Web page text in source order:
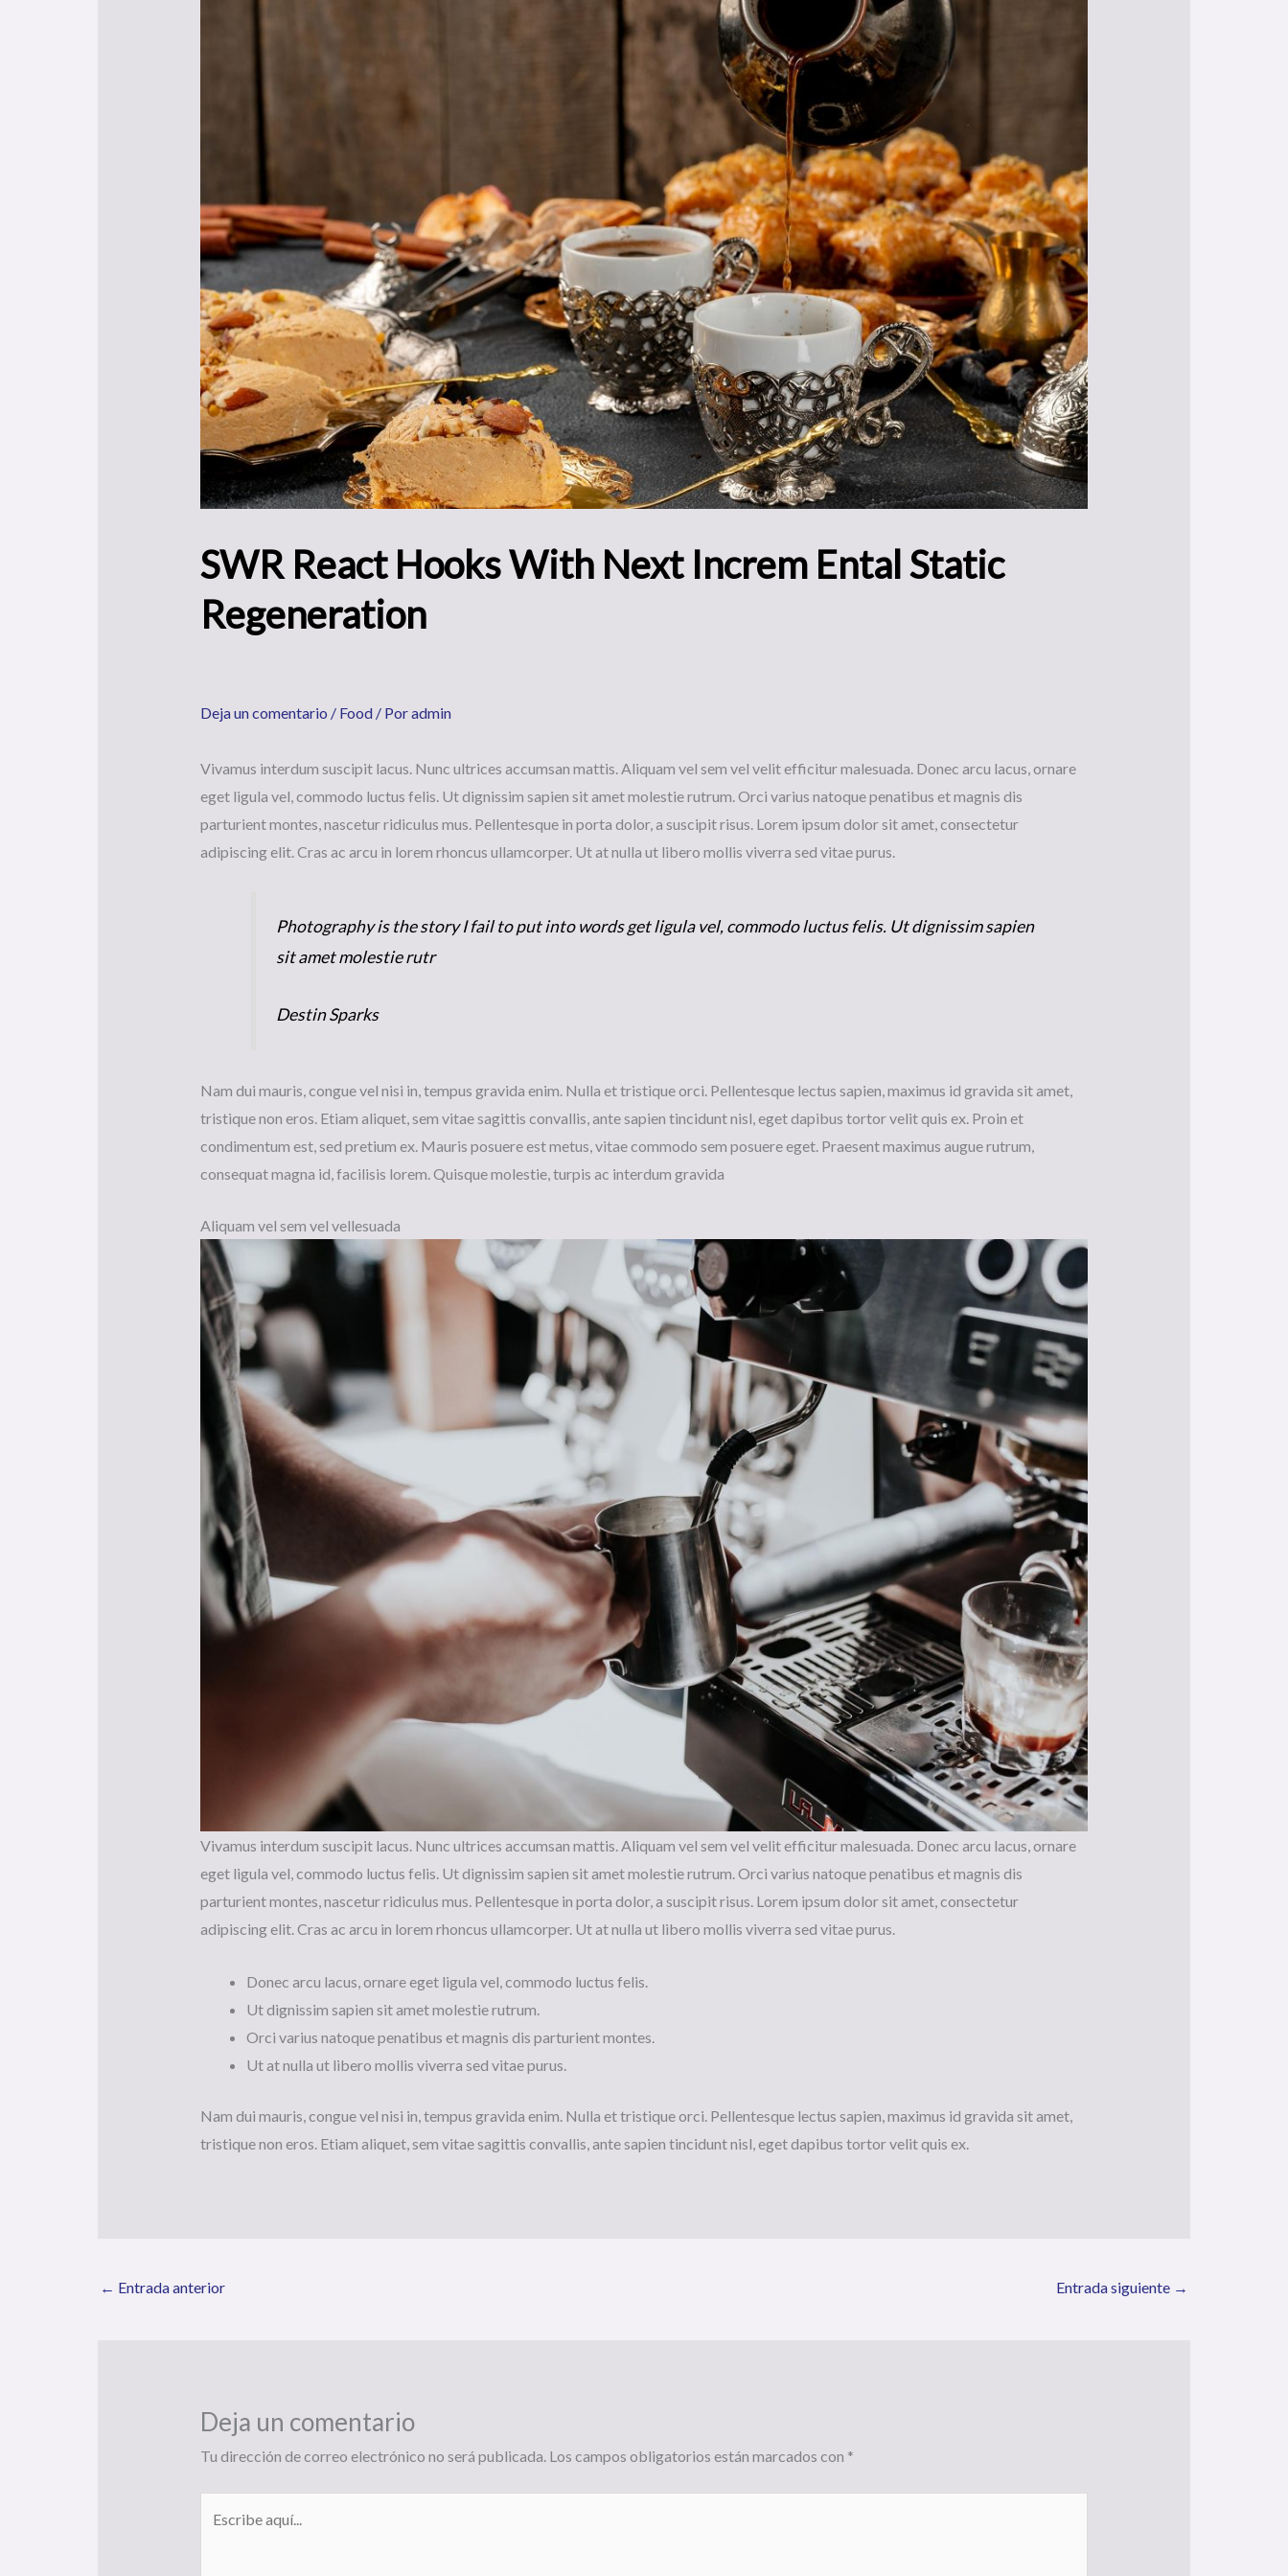
SWR React Hooks With Next Increm Ental Static
Regeneration
Deja un comentario / Food/ Poradmin
Vivamus interdum suscipit lacus. Nunc ultrices accumsan mattis. Aliquam vel sem vel velit efficitur malesuada. Donec arcu lacus, ornare
eget ligula vel, commodo luctus felis. Ut dignissim sapien sit amet molestie rutrum. Orci varius natoque penatibus et magnis dis
parturient montes, nascetur ridiculus mus. Pellentesque in porta dolor, a suscipit risus. Lorem ipsum dolor sit amet, consectetur
adipiscing elit. Cras ac arcu in lorem rhoncus ullamcorper. Ut at nulla ut libero mollis viverra sed vitae purus.
Photography is the story I fail to put into words get ligula vel, commodo luctus felis. Ut dignissim sapien
sit amet molestie rutr
Destin Sparks
Nam dui mauris, congue vel nisi in, tempus gravida enim. Nulla et tristique orci. Pellentesque lectus sapien, maximus id gravida sit amet,
tristique non eros. Etiam aliquet, sem vitae sagittis convallis, ante sapien tincidunt nisl, eget dapibus tortor velit quis ex. Proin et
condimentum est, sed pretium ex. Mauris posuere est metus, vitae commodo sem posuere eget. Praesent maximus augue rutrum,
consequat magna id, facilisis lorem. Quisque molestie, turpis ac interdum gravida
Aliquam vel sem vel vellesuada
Vivamus interdum suscipit lacus. Nunc ultrices accumsan mattis. Aliquam vel sem vel velit efficitur malesuada. Donec arcu lacus, ornare
eget ligula vel, commodo luctus felis. Ut dignissim sapien sit amet molestie rutrum. Orci varius natoque penatibus et magnis dis
parturient montes, nascetur ridiculus mus. Pellentesque in porta dolor, a suscipit risus. Lorem ipsum dolor sit amet, consectetur
adipiscing elit. Cras ac arcu in lorem rhoncus ullamcorper. Ut at nulla ut libero mollis viverra sed vitae purus.
Donec arcu lacus, ornare eget ligula vel, commodo luctus felis.
Ut dignissim sapien sit amet molestie rutrum.
Orci varius natoque penatibus et magnis dis parturient montes.
Ut at nulla ut libero mollis viverra sed vitae purus.
Nam dui mauris, congue vel nisi in, tempus gravida enim. Nulla et tristique orci. Pellentesque lectus sapien, maximus id gravida sit amet,
tristique non eros. Etiam aliquet, sem vitae sagittis convallis, ante sapien tincidunt nisl, eget dapibus tortor velit quis ex.
← Entrada anterior Entrada siguiente →
Deja un comentario
Tu dirección de correo electrónico no será publicada. Los campos obligatorios están marcados con *